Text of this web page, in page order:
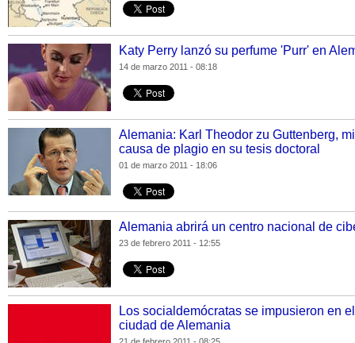
Katy Perry lanzó su perfume 'Purr' en
14 de marzo 2011 - 08:18
Alemania: Karl Theodor zu Guttenberg,
causa de plagio en su tesis doctoral
01 de marzo 2011 - 18:06
Alemania abrirá un centro nacional de
23 de febrero 2011 - 12:55
Los socialdemócratas se impusieron en
ciudad de Alemania